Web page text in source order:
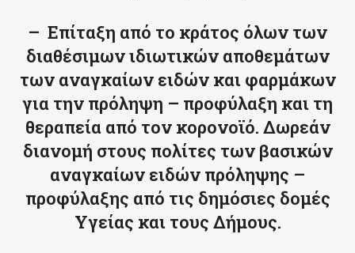
– Επίταξη από το κράτος όλων των
διαθέσιμων ιδιωτικών αποθεμάτων
των αναγκαίων ειδών και φαρμάκων
για την πρόληψη – προφύλαξη και τη
θεραπεία από τον κορονοϊό. Δωρεάν
διανομή στους πολίτες των βασικών
αναγκαίων ειδών πρόληψης –
προφύλαξης από τις δημόσιες δομές
Υγείας και τους Δήμους.